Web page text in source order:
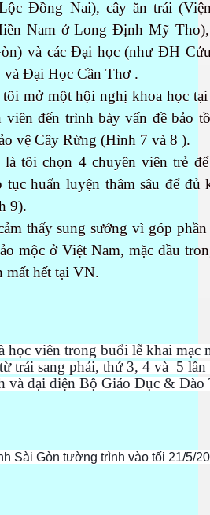
Đồng Nai), cây ăn trái
Nam ở Long Định Mỹ Tho),
và các Đại học (như ĐH
Đại Học Cần Thơ .
mở một hội nghị khoa học
viên đến trình bày vấn đề bảo
vệ Cây Rừng (Hình 7 và 8 ).
là tôi chọn 4 chuyên viên trẻ
huấn luyện thâm sâu để đủ
9).
thấy sung sướng vì góp
mộc ở Việt Nam, mặc dầu
mất hết tại VN.
học viên trong buổi lễ khai mạc
trái sang phải, thứ 3, 4 và 5
và đại diện Bộ Giáo Dục & Đào
Sài Gòn tường trình vào tối 21/5/